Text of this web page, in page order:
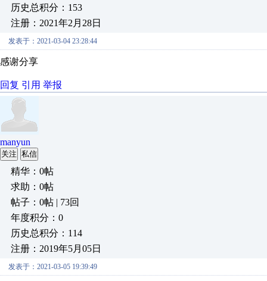
历史总积分：153
注册：2021年2月28日
发表于：2021-03-04 23:28:44
感谢分享
回复 引用 举报
manyun
关注 私信
精华：0帖
求助：0帖
帖子：0帖 | 73回
年度积分：0
历史总积分：114
注册：2019年5月05日
发表于：2021-03-05 19:39:49